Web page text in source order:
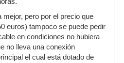
mejor, pero por el precio que
euros) tampoco se puede pedir
en condiciones no hubiera
no lleva una conexión
el cual está dotado de